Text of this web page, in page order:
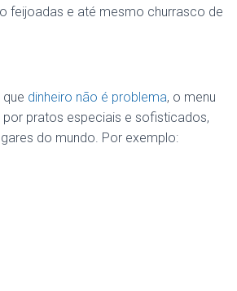
feijoadas e até mesmo churrasco de
dinheiro não é problema, o menu
pratos especiais e sofisticados,
do mundo. Por exemplo: